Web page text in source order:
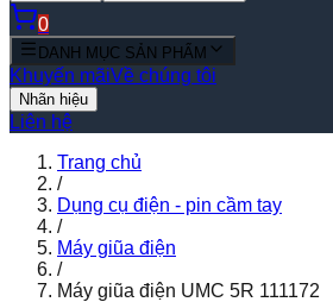
0
DANH MỤC SẢN PHẨM
Khuyến mãiVề chúng tôi
Nhãn hiệu
Liên hệ
Trang chủ
/
Dụng cụ điện - pin cầm tay
/
Máy giũa điện
/
Máy giũa điện UMC 5R 111172